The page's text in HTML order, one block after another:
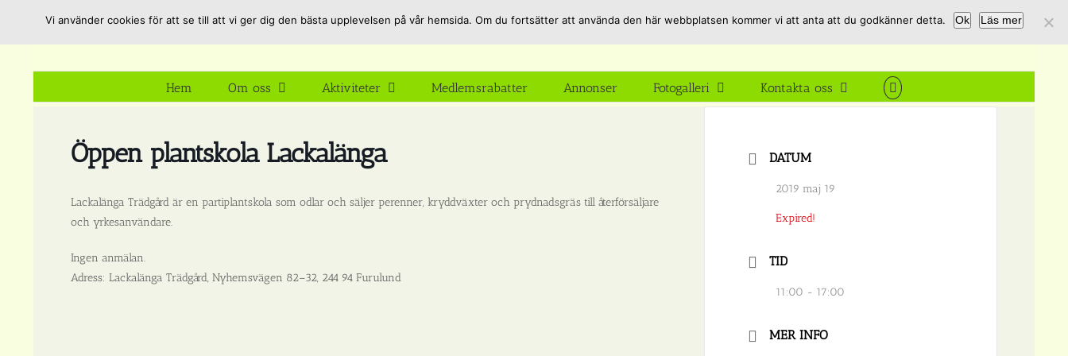
Hem Om oss Aktiviteter Medlemsrabatter Annonser Fotogalleri Kontakta oss
Öppen plantskola Lackalänga
Lackalänga Trädgård är en partiplantskola som odlar och säljer perenner, kryddväxter och prydnadsgräs till återförsäljare
och yrkesanvändare.
Ingen anmälan.
Adress: Lackalänga Trädgård, Nyhemsvägen 82–32, 244 94 Furulund
DATUM
2019 maj 19
Expired!
TID
11:00 - 17:00
MER INFO
Vi använder cookies för att se till att vi ger dig den bästa upplevelsen på vår hemsida. Om du fortsätter att använda den här webbplatsen kommer vi att anta att du godkänner detta. Ok Läs mer